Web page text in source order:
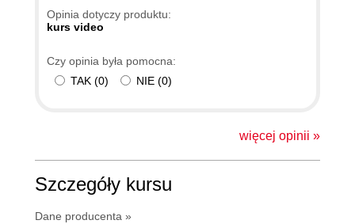
Opinia dotyczy produktu:
kurs video
Czy opinia była pomocna:
TAK (0) NIE (0)
więcej opinii »
Szczegóły kursu
Dane producenta »